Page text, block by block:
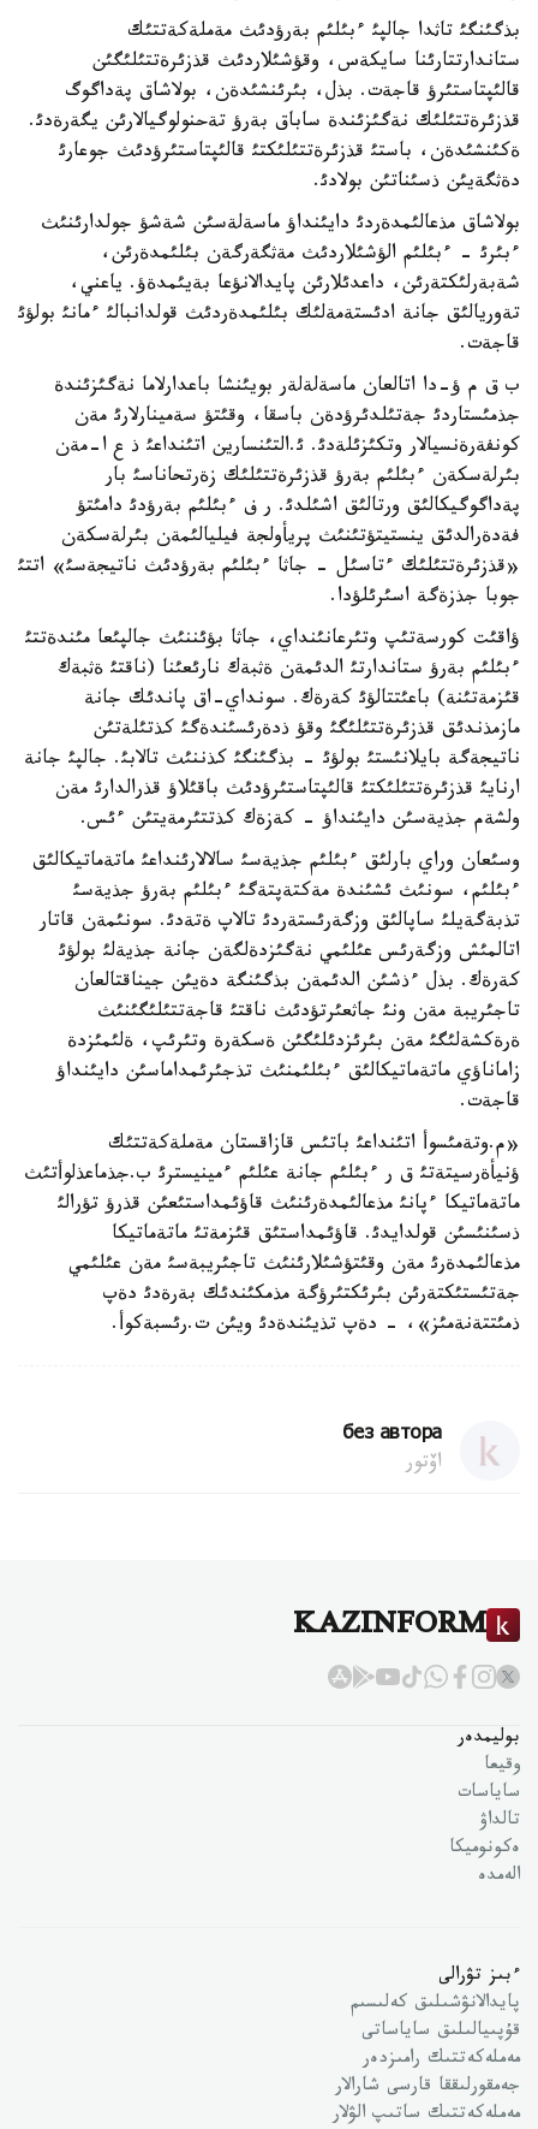
بذگئنگئ تاثدا جالپئ ءبئلئم بةرؤدئث مةملةكةتتئك
ستاندارتتارئنا سايكةس، وقؤشئلاردئث قذزئرةتتئلئگئن
قالئپتاستئرؤ قاجةت. بذل، بئرئنشئدةن، بولاشاق پةداگوگ
قذزئرةتتئلئك نةگئزئندة ساباق بةرؤ تةحنولوگيالارئن يگةرةدئ.
ةكئنشئدةن، باستئ قذزئرةتتئلئكتئ قالئپتاستئرؤدئث جوعارئ
دةثگةيئن ذسئناتئن بولادئ.
بولاشاق مذعالئمدةردئ دايئنداؤ ماسةلةسئن شةشؤ جولدارئنئث
ءبئرئ - ءبئلئم الؤشئلاردئث مةثگةرگةن بئلئمدةرئن،
شةبةرلئكتةرئن، داعدئلارئن پايدالانؤعا بةيئمدةؤ. ياعني،
تةوريالئق جانة ادئستةمةلئك بئلئمدةردئث قولدانبالئ ءمانئ بولؤئ
قاجةت.
ب ق م ؤ-دا اتالعان ماسةلةلةر بويئنشا باعدارلاما نةگئزئندة
جذمئستاردئ جةتئلدئرؤدةن باسقا، وقئتؤ سةمينارلارئ مةن
كونفةرةنسيالار وتكئزئلةدئ. ئ.التئنسارين اتئنداعئ ذ ع ا-مةن
بئرلةسكةن ءبئلئم بةرؤ قذزئرةتتئلئك زةرتحاناسئ بار
پةداگوگيكالئق ورتالئق اشئلدئ. ر ف ءبئلئم بةرؤدئ دامئتؤ
فةدةرالدئق ينستيتؤتئنئث پريأولجة فيليالئمةن بئرلةسكةن
«قذزئرةتتئلئك ءتاسئل - جاثا ءبئلئم بةرؤدئث ناتيجةسئ» اتتئ
جوبا جذزةگة اسئرئلؤدا.
ؤاقئت كورسةتئپ وتئرعانئنداي، جاثا بؤئننئث جالپئعا مئندةتتئ
ءبئلئم بةرؤ ستاندارتئ الدئمةن ةثبةك نارئعئنا (ناقتئ ةثبةك
قئزمةتئنة) باعئتتالؤئ كةرةك. سونداي-اق پاندئك جانة
مازمذندئق قذزئرةتتئلئگئ وقؤ ذدةرئسئندةگئ كذتئلةتئن
ناتيجةگة بايلانئستئ بولؤئ - بذگئنگئ كذننئث تالابئ. جالپئ جانة
ارنايئ قذزئرةتتئلئكتئ قالئپتاستئرؤدئث باقئلاؤ قذرالدارئ مةن
ولشةم جذيةسئن دايئنداؤ - كةزةك كذتتئرمةيتئن ءئس.
وسئعان وراي بارلئق ءبئلئم جذيةسئ سالالارئنداعئ ماتةماتيكالئق
ءبئلئم، سونئث ئشئندة مةكتةپتةگئ ءبئلئم بةرؤ جذيةسئ
تذبةگةيلئ ساپالئق وزگةرئستةردئ تالاپ ةتةدئ. سونئمةن قاتار
اتالمئش وزگةرئس عئلئمي نةگئزدةلگةن جانة جذيةلئ بولؤئ
كةرةك. بذل ءذشئن الدئمةن بذگئنگة دةيئن جيناقتالعان
تاجئريبة مةن ونئ جاثعئرتؤدئث ناقتئ قاجةتتئلئگئنئث
ةرةكشةلئگئ مةن بئرئزدئلئگئن ةسكةرة وتئرئپ، ةلئمئزدة
زاماناؤي ماتةماتيكالئق ءبئلئمنئث تذجئرئمداماسئن دايئنداؤ
قاجةت.
«م.وتةمئسوأ اتئنداعئ باتئس قازاقستان مةملةكةتتئك
ؤنيأةرسيتةتئ ق ر ءبئلئم جانة عئلئم ءمينيسترئ ب.جذماعذلوأتئث
ماتةماتيكا ءپانئ مذعالئمدةرئنئث قاؤئمداستئعئن قذرؤ تؤرالئ
ذسئنئسئن قولدايدئ. قاؤئمداستئق قئزمةتئ ماتةماتيكا
مذعالئمدةرئ مةن وقئتؤشئلارئنئث تاجئريبةسئ مةن عئلئمي
جةتئستئكتةرئن بئرئكتئرؤگة مذمكئندئك بةرةدئ دةپ
ذمئتتةنةمئز»، - دةپ تذيئندةدئ ويئن ت.رئسبةكوأ.
без автора
اۆتور
KAZINFORM
بوليمدەر
وقيعا
ساياسات
تالداۋ
ەكونوميكا
الەمدە
ءبىز تۋرالى
پايدالانۋشىلىق كەلىسىم
قۇپىيالىلىق ساياساتى
مەملەكەتتىك رامىزدەر
جەمقورلىققا قارسى شارالار
مەملەكەتتىك ساتىپ الۋلار